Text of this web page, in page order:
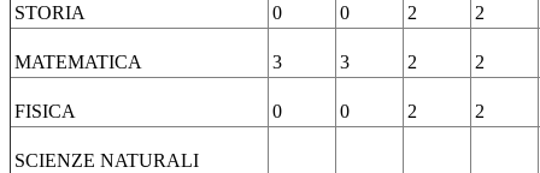
STORIA 0 0 2 2
MATEMATICA 3 3 2 2
FISICA 0 0 2 2
SCIENZE NATURALI